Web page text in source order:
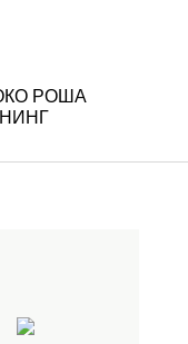
РОША